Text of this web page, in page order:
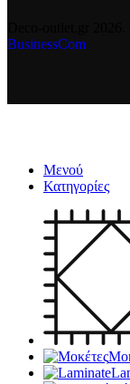
BusinessCom
Μενού
Κατηγορίες